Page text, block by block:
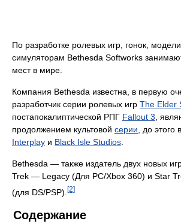
По разработке ролевых игр, гонок,
симуляторам Bethesda Softworks
мест в мире.
Компания Bethesda известна, в первую
разработчик серии ролевых игр The Elder
постапокалиптической РПГ Fallout 3 ,
продолжением культовой серии , до
Interplay и Black Isle Studios
Bethesda — также издатель двух новых
Trek — Legacy (Для PC/Xbox 360) и Star
(для DS/PSP). [2]
Содержание